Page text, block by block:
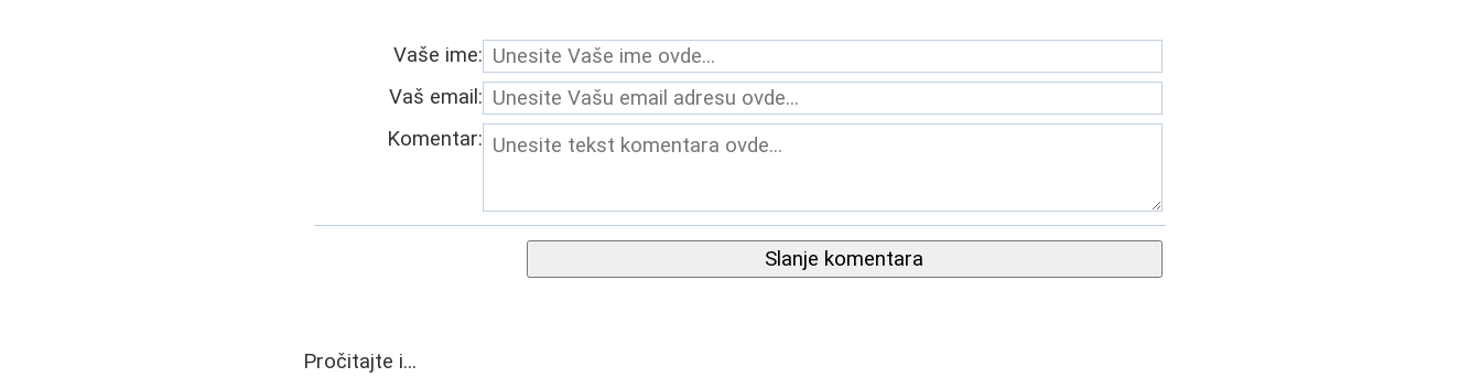
Vaše ime:
Vaš email:
Komentar:
Slanje komentara
Pročitajte i...